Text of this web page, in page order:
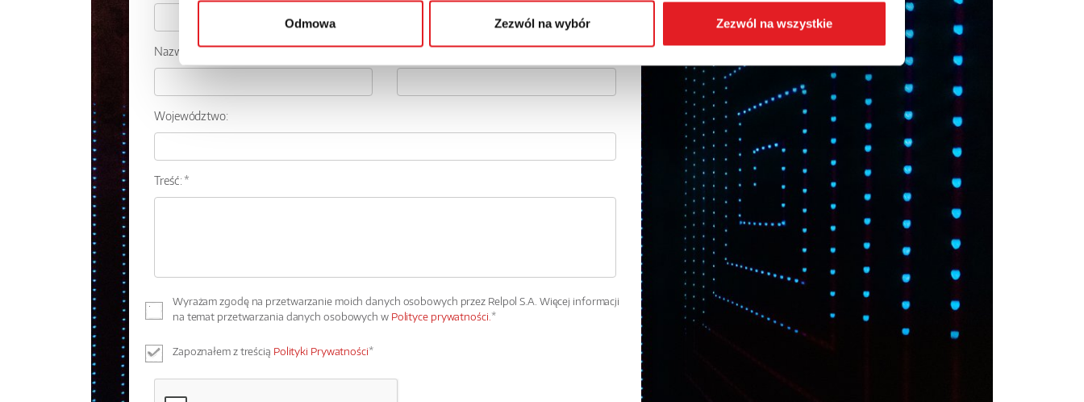
Odmowa Zezwól na wybór Zezwól na wszystkie
Nazwa firmy: Numer telefonu:
Województwo:
Treść: *
Wyrażam zgodę na przetwarzanie moich danych osobowych przez Relpol S.A. Więcej informacji
na temat przetwarzania danych osobowych w Polityce prywatności.*
Zapoznałem z treścią Polityki Prywatności*